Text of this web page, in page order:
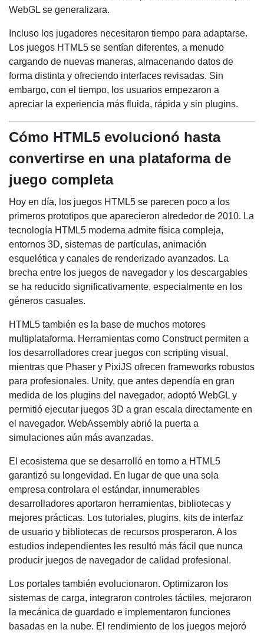
WebGL se generalizara.
Incluso los jugadores necesitaron tiempo para adaptarse.
Los juegos HTML5 se sentían diferentes, a menudo
cargando de nuevas maneras, almacenando datos de
forma distinta y ofreciendo interfaces revisadas. Sin
embargo, con el tiempo, los usuarios empezaron a
apreciar la experiencia más fluida, rápida y sin plugins.
Cómo HTML5 evolucionó hasta
convertirse en una plataforma de
juego completa
Hoy en día, los juegos HTML5 se parecen poco a los
primeros prototipos que aparecieron alrededor de 2010. La
tecnología HTML5 moderna admite física compleja,
entornos 3D, sistemas de partículas, animación
esquelética y canales de renderizado avanzados. La
brecha entre los juegos de navegador y los descargables
se ha reducido significativamente, especialmente en los
géneros casuales.
HTML5 también es la base de muchos motores
multiplataforma. Herramientas como Construct permiten a
los desarrolladores crear juegos con scripting visual,
mientras que Phaser y PixiJS ofrecen frameworks robustos
para profesionales. Unity, que antes dependía en gran
medida de los plugins del navegador, adoptó WebGL y
permitió ejecutar juegos 3D a gran escala directamente en
el navegador. WebAssembly abrió la puerta a
simulaciones aún más avanzadas.
El ecosistema que se desarrolló en torno a HTML5
garantizó su longevidad. En lugar de que una sola
empresa controlara el estándar, innumerables
desarrolladores aportaron herramientas, bibliotecas y
mejores prácticas. Los tutoriales, plugins, kits de interfaz
de usuario y bibliotecas de recursos prosperaron. A los
estudios independientes les resultó más fácil que nunca
producir juegos de navegador de calidad profesional.
Los portales también evolucionaron. Optimizaron los
sistemas de carga, integraron controles táctiles, mejoraron
la mecánica de guardado e implementaron funciones
basadas en la nube. El rendimiento de los juegos mejoró